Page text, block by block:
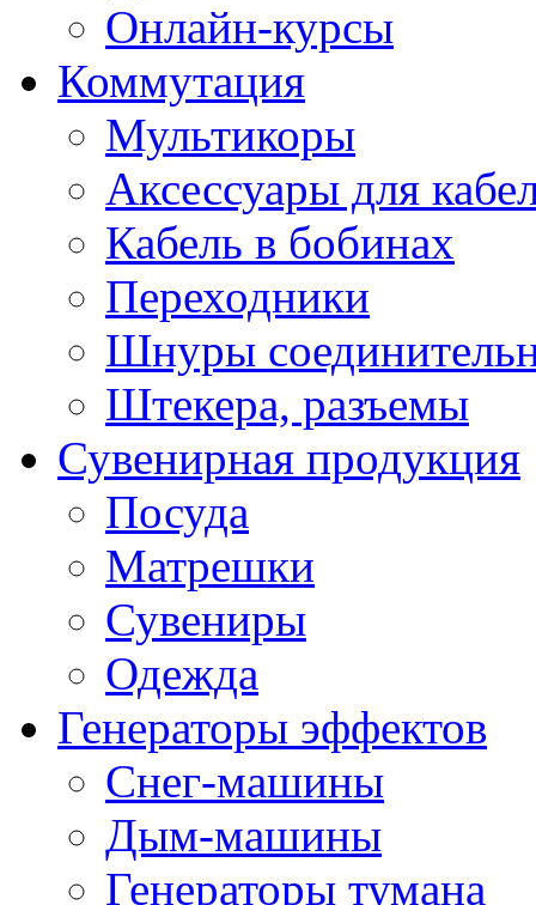
Онлайн-курсы
Коммутация
Мультикоры
Аксессуары для
Кабель в бобинах
Переходники
Шнуры
Штекера, разъемы
Сувенирная продукция
Посуда
Матрешки
Сувениры
Одежда
Генераторы эффектов
Снег-машины
Дым-машины
Генераторы тумана